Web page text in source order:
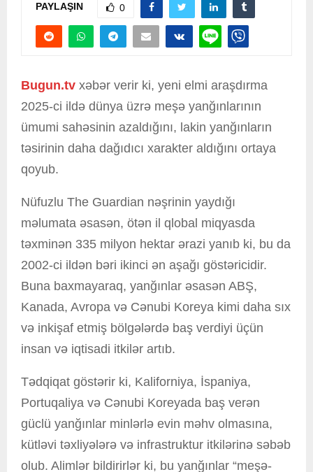
PAYLAŞIN 0
Bugun.tv xəbər verir ki, yeni elmi araşdırma
2025-ci ildə dünya üzrə meşə yanğınlarının
ümumi sahəsinin azaldığını, lakin yanğınların
təsirinin daha dağıdıcı xarakter aldığını ortaya
qoyub.
Nüfuzlu The Guardian nəşrinin yaydığı
məlumata əsasən, ötən il qlobal miqyasda
təxminən 335 milyon hektar ərazi yanıb ki, bu da
2002-ci ildən bəri ikinci ən aşağı göstəricidir.
Buna baxmayaraq, yanğınlar əsasən ABŞ,
Kanada, Avropa və Cənubi Koreya kimi daha sıx
və inkişaf etmiş bölgələrdə baş verdiyi üçün
insan və iqtisadi itkilər artıb.
Tədqiqat göstərir ki, Kaliforniya, İspaniya,
Portuqaliya və Cənubi Koreyada baş verən
güclü yanğınlar minlərlə evin məhv olmasına,
kütləvi təxliyələrə və infrastruktur itkilərinə səbəb
olub. Alimlər bildirirlər ki, bu yanğınlar “meşə-